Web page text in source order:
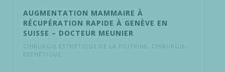
AUGMENTATION MAMMAIRE À
RÉCUPÉRATION RAPIDE À GENÈVE EN
SUISSE – DOCTEUR MEUNIER
CHIRURGIE ESTHÉTIQUE DE LA POITRINE , CHIRURGIE-
ESTHÉTIQUE